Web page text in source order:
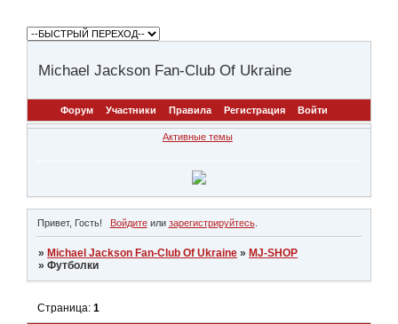
Michael Jackson Fan-Club Of Ukraine
Форум Участники Правила Регистрация Войти
Активные темы
Привет, Гость! Войдитеили зарегистрируйтесь.
» Michael Jackson Fan-Club Of Ukraine » MJ-SHOP
»Футболки
Страница:1